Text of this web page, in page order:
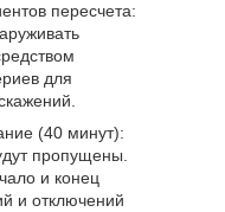
пересчета:
для
(40 минут):
пропущены.
и конец
и отключений